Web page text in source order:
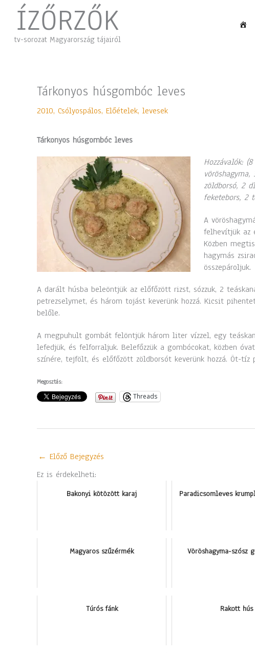
contentÍZŐRZŐK
tv-sorozat Magyarország tájairól
Tárkonyos húsgombóc leves
2010, Csólyospálos, Előételek, levesek
Tárkonyos húsgombóc leves
Hozzávalók:
zöldborsó, 2
feketebors, 2
A
felhevítjük az
Közben
hagymás
összepároljuk.
A darált húsba beleöntjük az előfőzött rizst, sózzuk, 2
petrezselymet, és három tojást keverünk hozzá. Kicsit
belőle.
A megpuhult gombát felöntjük három liter vízzel, egy
lefedjük, és felforraljuk. Belefőzzük a gombócokat, közben
színére, tejfölt, és előfőzött zöldborsót keverünk hozzá. Öt-
Megosztás:
Threads
← Előző Bejegyzés
Ez is érdekelheti:
Bakonyi kötözött karaj Paradicsomleves
Magyaros szűzérmék Vöröshagyma-szósz
Túrós fánk Rakott hús